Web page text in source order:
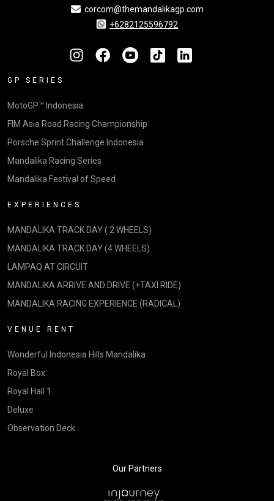
corcom@themandalikagp.com
+6282125596792
GP SERIES
MotoGP™ Indonesia
FIM Asia Road Racing Championship
Porsche Sprint Challenge Indonesia
Mandalika Racing Series
Mandalika Festival of Speed
EXPERIENCES
MANDALIKA TRACK DAY ( 2 WHEELS)
MANDALIKA TRACK DAY (4 WHEELS)
LAMPAQ AT CIRCUIT
MANDALIKA ARRIVE AND DRIVE (+TAXI RIDE)
MANDALIKA RACING EXPERIENCE (RADICAL)
VENUE RENT
Wonderful Indonesia Hills Mandalika
Royal Box
Royal Hall 1
Deluxe
Observation Deck
Our Partners